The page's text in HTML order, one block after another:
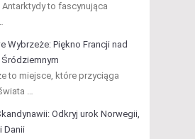
to fascynująca
Wybrzeże: Piękno Francji nad
to miejsce, które przyciąga
…
Odkryj urok Norwegii,
Danii